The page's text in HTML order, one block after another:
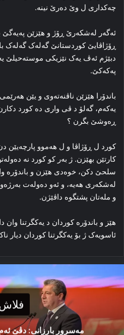
چه‌کداری ل وێ ده‌رێ نینه‌.
ئه‌گه‌ر له‌شکه‌رێ ڕۆژ و هێزێن
ڕۆژاڤایێ کوردستانێ گه‌له‌ک گه‌له‌ک
دبێژم ئه‌ڤ یه‌ک نێزیکی موسته‌حیلێ
پەكەكێ.
باندۆرا هێزێن ناڤنه‌ته‌وی و یێن
یه‌که‌م، گه‌لۆ د ڤی واری ده‌ کورد
ڕه‌وشێ بگرن ؟
کورد ل ڕۆژاڤا و ل هه‌موو پارچه‌یێن
کارتێن بهێزن. ژ به‌ر کو کورد نه‌
سلحێ دکن، خوه‌دی هێزن و باندۆره‌
له‌شکه‌ری هه‌یه‌، و ئه‌و ده‌وله‌ت
و مله‌تان پشتگوه داڤێژن.
هێز و باندۆره‌ کوردان د یه‌کگرتنا
ئاسویه‌ک ژ بۆ یه‌کگرتنا کوردان دیار
مەسرور بارزانی: دڤێ